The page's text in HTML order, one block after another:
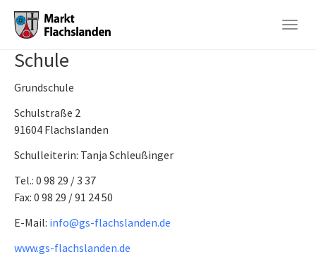
Skip
main
content
Schule
Grundschule
Schulstraße 2
91604 Flachslanden
Schulleiterin: Tanja Schleußinger
Tel.: 0 98 29 / 3 37
Fax: 0 98 29 / 91 24 50
E-Mail: info@gs-flachslanden.de
www.gs-flachslanden.de